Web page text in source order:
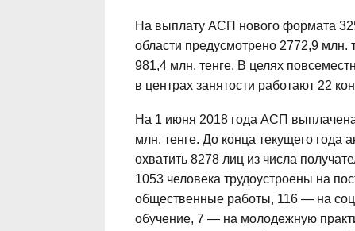
На выплату АСП нового формата
области предусмотрено 2772,9 млн.
981,4 млн. тенге. В целях
в центрах занятости работают 22
На 1 июня 2018 года АСП
млн. тенге. До конца текущего года
охватить 8278 лиц из числа
1053 человека трудоустроены на
общественные работы, 116 — на
обучение, 7 — на молодежную